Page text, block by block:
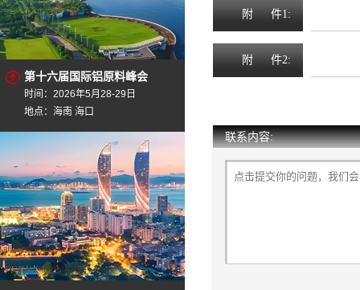
第十六届国际铝原料峰会
时间：2026年5月28-29日
地点：海南 海口
附 件1:
附 件2:
联系内容: